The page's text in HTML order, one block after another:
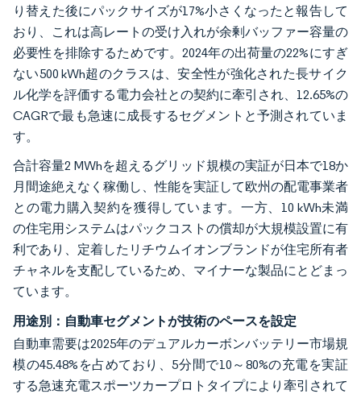
り替えた後にパックサイズが17%小さくなったと報告して
おり、これは高レートの受け入れが余剰バッファー容量の
必要性を排除するためです。2024年の出荷量の22%にすぎ
ない500 kWh超のクラスは、安全性が強化された長サイク
ル化学を評価する電力会社との契約に牽引され、12.65%の
CAGRで最も急速に成長するセグメントと予測されていま
す。
合計容量2 MWhを超えるグリッド規模の実証が日本で18か
月間途絶えなく稼働し、性能を実証して欧州の配電事業者
との電力購入契約を獲得しています。一方、10 kWh未満
の住宅用システムはパックコストの償却が大規模設置に有
利であり、定着したリチウムイオンブランドが住宅所有者
チャネルを支配しているため、マイナーな製品にとどまっ
ています。
用途別：自動車セグメントが技術のペースを設定
自動車需要は2025年のデュアルカーボンバッテリー市場規
模の45.48%を占めており、5分間で10～80%の充電を実証
する急速充電スポーツカープロトタイプにより牽引されて